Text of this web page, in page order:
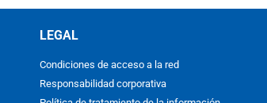
LEGAL
Condiciones de acceso a la red
Responsabilidad corporativa